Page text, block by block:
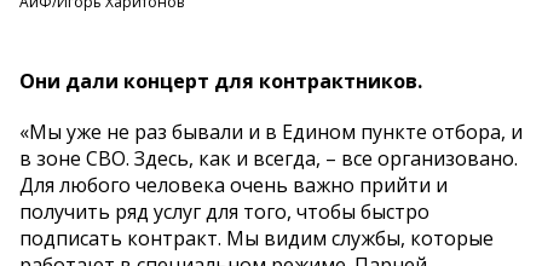
Они дали концерт для контрактников.
«Мы уже не раз бывали и в Едином пункте отбора, и
в зоне СВО. Здесь, как и всегда, – все организовано.
Для любого человека очень важно прийти и
получить ряд услуг для того, чтобы быстро
подписать контракт. Мы видим службы, которые